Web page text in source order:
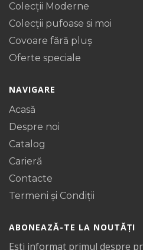
Colecții Moderne
Colecții pufoase si moi
Covoare fără pluș
Oferte speciale
NAVIGARE
Acasă
Despre noi
Catalog
Carieră
Contacte
Termeni și Condiții
ABONEAZĂ-TE LA NOUTĂȚI
Esti informat primul despre